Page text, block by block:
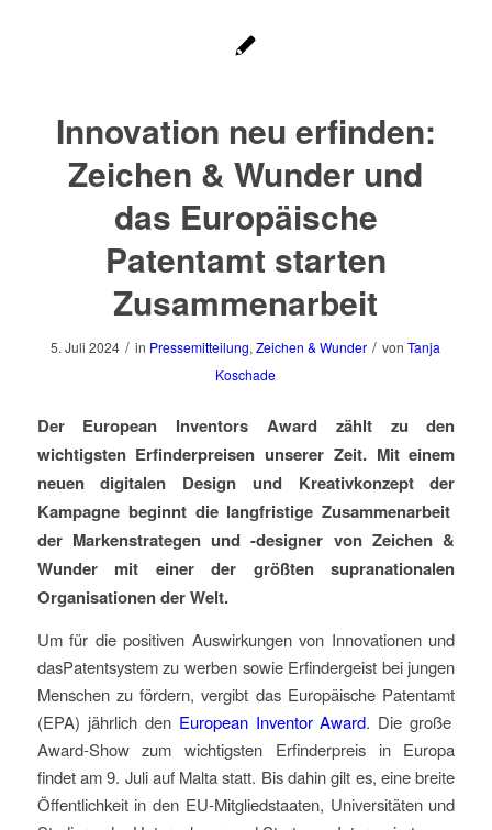
Innovation neu erfinden:
Zeichen & Wunder und
das Europäische
Patentamt starten
Zusammenarbeit
5. Juli 2024 / in Pressemitteilung,Zeichen & Wunder / vonTanja
Koschade
Der European Inventors Award zählt zu den
wichtigsten Erfinderpreisen unserer Zeit. Mit einem
neuendigitalen Design und Kreativkonzeptder
Kampagnebeginnt die langfristige Zusammenarbeit
der Markenstrategen und -designer von Zeichen &
Wunder mit einer der größten supranationalen
Organisationen der Welt.
Um für die positiven Auswirkungen von Innovationenund
dasPatentsystem zu werben sowie Erfindergeist bei jungen
Menschen zu fördern, vergibt das Europäische Patentamt
(EPA) jährlich den European Inventor Award. Die große
Award-Show zum wichtigsten Erfinderpreis in Europa
findetam 9. Juli auf Malta statt. Bis dahin gilt es, eine breite
Öffentlichkeit in den EU-Mitgliedstaaten, Universitäten und